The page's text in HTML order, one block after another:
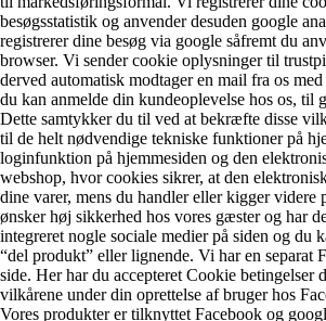
besøgsstatistik og anvender desuden google
registrerer dine besøg via google såfremt du
browser. Vi sender cookie oplysninger til
derved automatisk modtager en mail fra os
du kan anmelde din kundeoplevelse hos os, til
Dette samtykker du til ved at bekræfte disse
til de helt nødvendige tekniske funktioner på
loginfunktion på hjemmesiden og den
webshop, hvor cookies sikrer, at den
dine varer, mens du handler eller kigger videre
ønsker høj sikkerhed hos vores gæster og har
integreret nogle sociale medier på siden og du
“del produkt” eller lignende. Vi har en separat
side. Her har du accepteret Cookie betingelser
vilkårene under din oprettelse af bruger hos
Vores produkter er tilknyttet Facebook og